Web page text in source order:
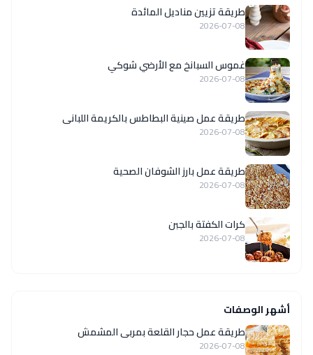
طريقة تزيين مناديل المائدة
2026-07-08
غموس السبانخ مع الأرضي شوكي
2026-07-08
طريقة عمل صينية البطاطس بالكريمة اللبانى
2026-07-08
طريقة عمل بارز الشوفان الصحية
2026-07-08
كرات الكفتة بالجبن
2026-07-08
أشهر الوصفات
طريقة عمل حجار القلعة بمربى المشمش
2026-07-08